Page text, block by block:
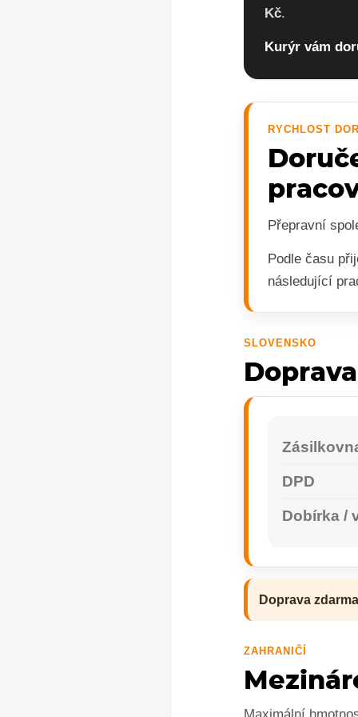
Kč.
Kurýr vám
RYCHLOST
Přepravní
Podle času
následující
SLOVENSKO
DPD
Dobírka /
Doprava
ZAHRANIČÍ